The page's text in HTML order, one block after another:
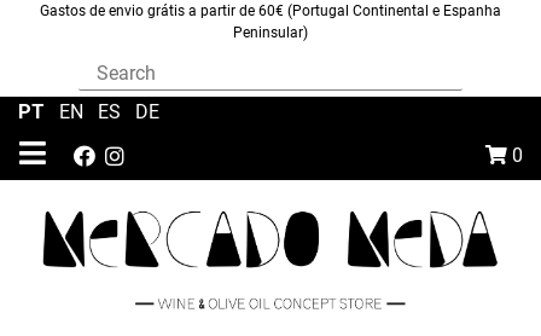
Gastos de envio grátis a partir de 60€ (Portugal Continental e Espanha
Peninsular)
0
PT EN ES DE